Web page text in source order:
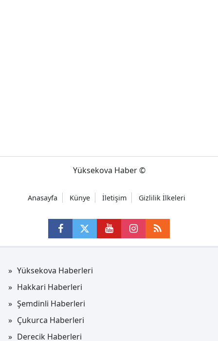
Yüksekova Haber ©
Anasayfa Künye İletişim Gizlilik İlkeleri
Yüksekova Haberleri
Hakkari Haberleri
Şemdinli Haberleri
Çukurca Haberleri
Derecik Haberleri